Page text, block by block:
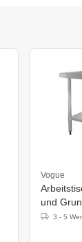
Vogue
und
3 - 5